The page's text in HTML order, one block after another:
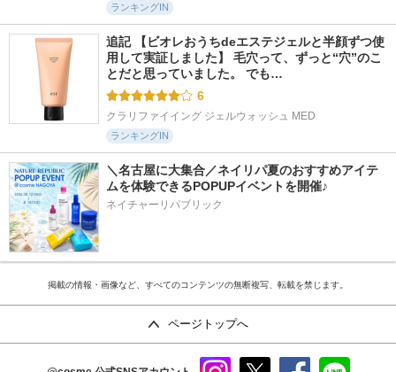
ランキングIN
追記 【ビオレおうちdeエステジェルと半顔ずつ使
用して実証しました】 毛穴って、ずっと“穴”のこ
とだと思っていました。 でも…
6
クラリファイイング ジェルウォッシュ MED
ランキングIN
＼名古屋に大集合／ネイリパ夏のおすすめアイテ
ムを体験できるPOPUPイベントを開催♪
ネイチャーリパブリック
掲載の情報・画像など、すべてのコンテンツの無断複写、転載を禁じます。
ページトップへ